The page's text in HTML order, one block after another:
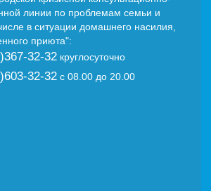
линии по проблемам семьи и
в ситуации домашнего насилия,
приюта":
32-32 круглосуточно
32-32 с 08.00 до 20.00